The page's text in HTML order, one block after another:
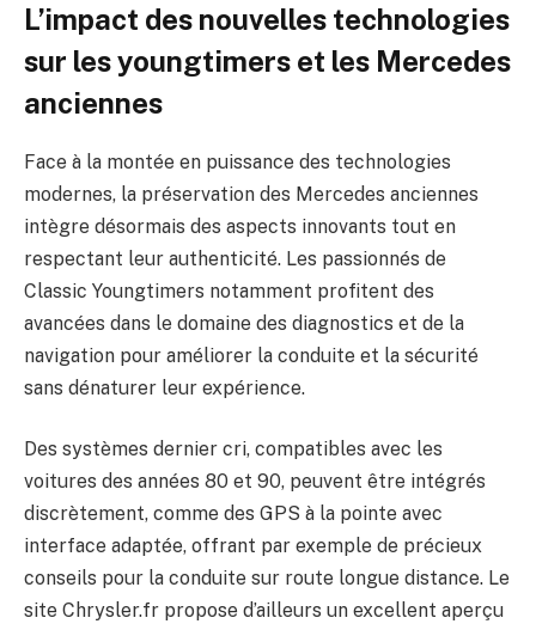
L’impact des nouvelles technologies
sur les youngtimers et les Mercedes
anciennes
Face à la montée en puissance des technologies
modernes, la préservation des Mercedes anciennes
intègre désormais des aspects innovants tout en
respectant leur authenticité. Les passionnés de
Classic Youngtimers notamment profitent des
avancées dans le domaine des diagnostics et de la
navigation pour améliorer la conduite et la sécurité
sans dénaturer leur expérience.
Des systèmes dernier cri, compatibles avec les
voitures des années 80 et 90, peuvent être intégrés
discrètement, comme des GPS à la pointe avec
interface adaptée, offrant par exemple de précieux
conseils pour la conduite sur route longue distance. Le
site Chrysler.fr propose d’ailleurs un excellent aperçu